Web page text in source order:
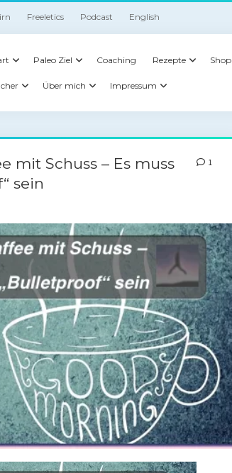
Freeletics Podcast English
Paleo Ziel Coaching Rezepte Shop
Über mich Impressum
mit Schuss – Es muss
sein
1